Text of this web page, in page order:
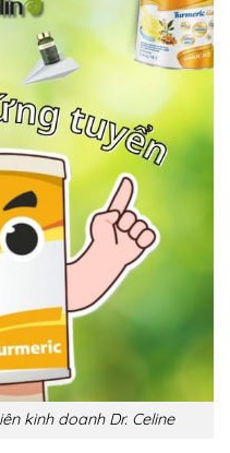
kinh doanh Dr. Celine